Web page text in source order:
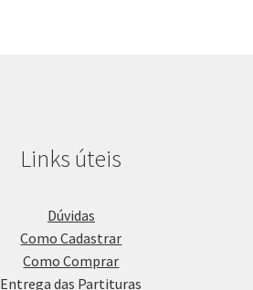
Links úteis
Dúvidas
Como Cadastrar
Como Comprar
Entrega das Partituras